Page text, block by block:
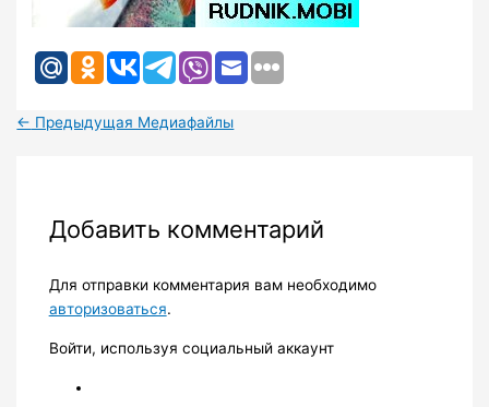
← Предыдущая Медиафайлы
Добавить комментарий
Для отправки комментария вам необходимо
авторизоваться.
Войти, используя социальный аккаунт